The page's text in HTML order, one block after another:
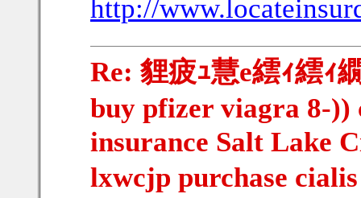
http://
Re: 貍疲ｭ慧e繧ｨ繧ｨ
buy pfizer viagra 8-))
insurance Salt Lake
lxwcjp purchase